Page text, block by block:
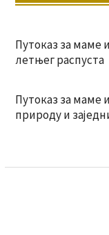
Путоказ за маме
летњег распуста
Путоказ за маме
природу и